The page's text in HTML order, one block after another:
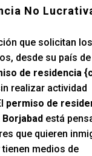
No
que solicitan los
desde su país
de residencia
realizar actividad
permiso de
está
que quieren
tienen medios de